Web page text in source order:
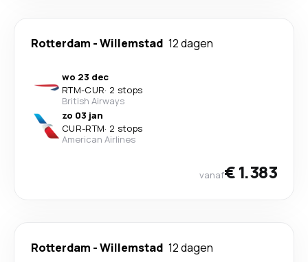
Rotterdam -Willemstad 12 dagen
wo 23 dec
RTM-CUR· 2 stops
British Airways
zo 03 jan
CUR-RTM· 2 stops
American Airlines
vanaf€ 1.383
Rotterdam -Willemstad 12 dagen